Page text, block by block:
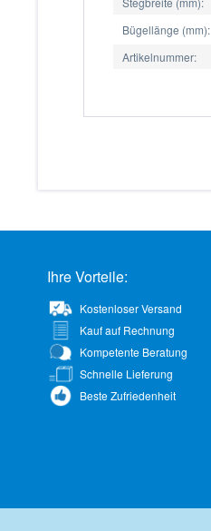
Bügellänge (mm):
Artikelnummer:
Ihre Vorteile:
Kostenloser Versand
Kauf auf Rechnung
Kompetente Beratung
Schnelle Lieferung
Beste Zufriedenheit